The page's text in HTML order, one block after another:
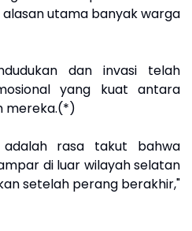
utama banyak warga
dan invasi telah
yang kuat antara
mereka.(*)
adalah rasa takut bahwa
di luar wilayah selatan
setelah perang berakhir,"